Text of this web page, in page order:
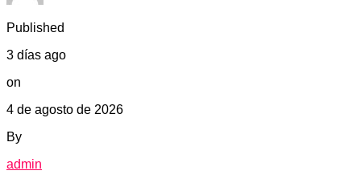
Published
3 días ago
on
4 de agosto de 2026
By
admin